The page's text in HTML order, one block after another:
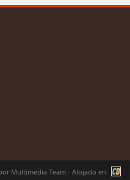
Multimedia Team - Alojado en